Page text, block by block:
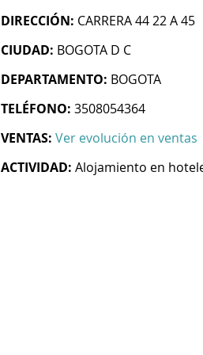
DIRECCIÓN: CARRERA 44 22 A 45
CIUDAD: BOGOTA D C
DEPARTAMENTO: BOGOTA
TELÉFONO: 3508054364
VENTAS: Ver evolución en ventas
ACTIVIDAD: Alojamiento en